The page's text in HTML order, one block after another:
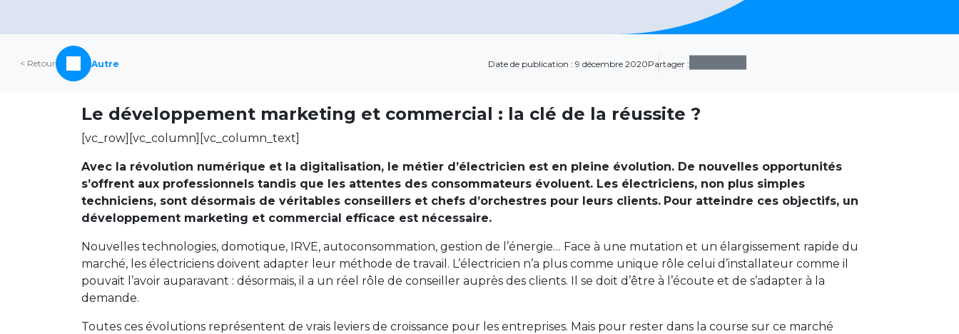
< Retour Autre
Le développement marketing et commercial : la clé de la réussite ?
[vc_row][vc_column][vc_column_text]
Avec la révolution numérique et la digitalisation, le métier d’électricien est en pleine évolution. De nouvelles opportunités
s’offrent aux professionnels tandis que les attentes des consommateurs évoluent. Les électriciens, non plus simples
techniciens, sont désormais de véritables conseillers et chefs d’orchestres pour leurs clients. Pour atteindre ces objectifs, un
développement marketing et commercial efficace est nécessaire.
Nouvelles technologies, domotique, IRVE, autoconsommation, gestion de l’énergie… Face à une mutation et un élargissement rapide du
marché, les électriciens doivent adapter leur méthode de travail. L’électricien n’a plus comme unique rôle celui d’installateur comme il
pouvait l’avoir auparavant : désormais, il a un réel rôle de conseiller auprès des clients. Il se doit d’être à l’écoute et de s’adapter à la
demande.
Toutes ces évolutions représentent de vrais leviers de croissance pour les entreprises. Mais pour rester dans la course sur ce marché
Date de publication : 9 décembre 2020Partager :